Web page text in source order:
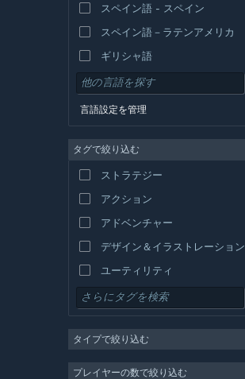
スペイン語 - スペイン
スペイン語－ラテンアメリカ
ギリシャ語
言語設定を管理
タグで絞り込む
ストラテジー
アクション
アドベンチャー
デザイン＆イラストレーション
ユーティリティ
無料プレイ
MMO
インディー
タイプで絞り込む
プレイヤーの数で絞り込む